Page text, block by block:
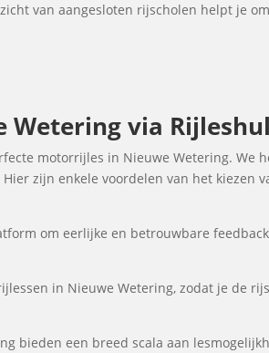
van aangesloten rijscholen helpt je
via
motorrijles in Nieuwe Wetering. We
zijn enkele voordelen van het kiezen
om eerlijke en betrouwbare
in Nieuwe Wetering, zodat je de
bieden een breed scala aan